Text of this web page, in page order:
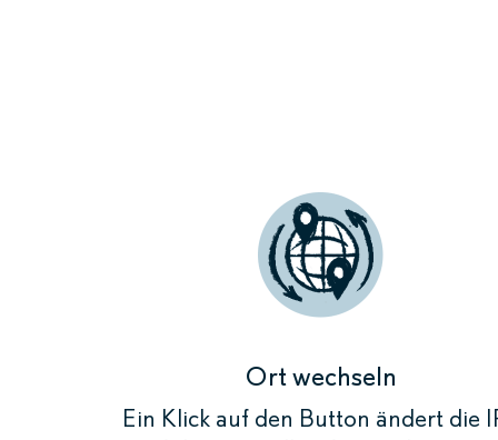
Durch
und die
Ort wechseln
Ein Klick auf den Button ändert die